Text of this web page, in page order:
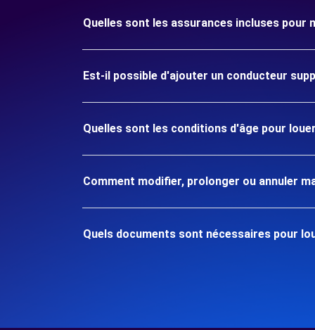
Quelles sont les assurances incluses pour
Est-il possible d'ajouter un conducteur
Quelles sont les conditions d'âge pour
Comment modifier, prolonger ou annuler
Quels documents sont nécessaires pour